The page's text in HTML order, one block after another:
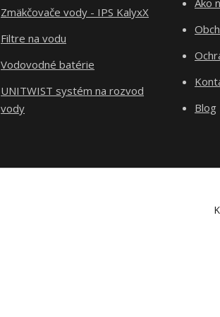
Zmäkčovače vody - IPS KalyxX
Filtre na vodu
Vodovodné batérie
UNITWIST systém na rozvod
vody
Ako
Blog